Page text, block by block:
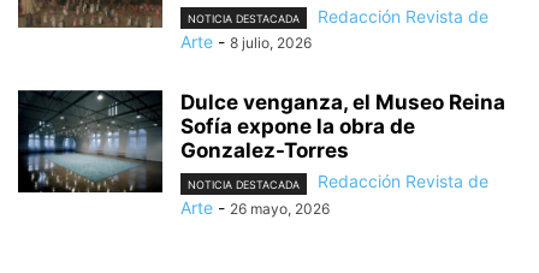
NOTICIA DESTACADA
Redacción Revista de
Arte - 8 julio, 2026
Dulce venganza, el Museo Reina
Sofía expone la obra de
Gonzalez-Torres
NOTICIA DESTACADA
Redacción Revista de
Arte - 26 mayo, 2026